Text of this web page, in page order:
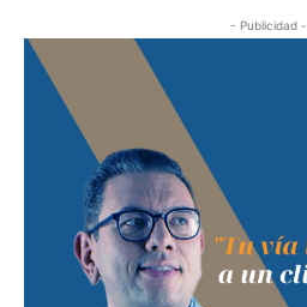
- Publicidad -